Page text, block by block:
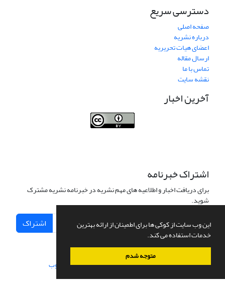
این وب سایت از کوکی ها برای اطمینان از ارائه بهترین
خدمات استفاده می کند.
متوجه شدم
دسترسی سریع
صفحه اصلی
درباره نشریه
اعضای هیات تحریریه
ارسال مقاله
تماس با ما
نقشه سایت
آخرین اخبار
اشتراک خبرنامه
برای دریافت اخبار و اطلاعیه های مهم نشریه در خبرنامه نشریه مشترک
شوید.
اشتراک
سامانه مدیریت نشریات علمی.طراحی و پیاده سازی از سیناوب